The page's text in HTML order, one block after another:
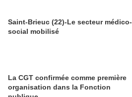
Saint-Brieuc (22)-Le secteur médico-
social mobilisé
La CGT confirmée comme première
organisation dans la Fonction